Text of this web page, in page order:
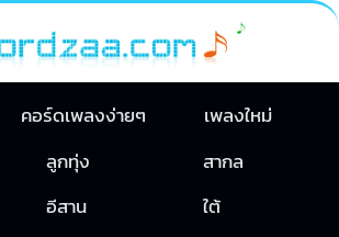
คอร์ดเพลงง่ายๆ
เพลงใหม่
ลูกทุ่ง
สากล
อีสาน
ใต้